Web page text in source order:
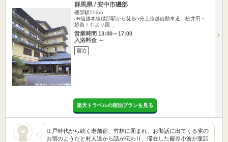
群馬県 / 安中市磯部
磯部駅552m
JR信越本線磯部駅から徒歩5分上信越自動車道 松井田・
妙義ＩＣより国…
営業時間 13:00～17:00
入浴料金 ～
宿泊
楽天トラベルの宿泊プランを見る
江戸時代から続く老舗宿、竹林に囲まれ、お伽話に出てくる雀の
お宿のようだと村人達から話が伝わり、滞在した巖谷小波が童話